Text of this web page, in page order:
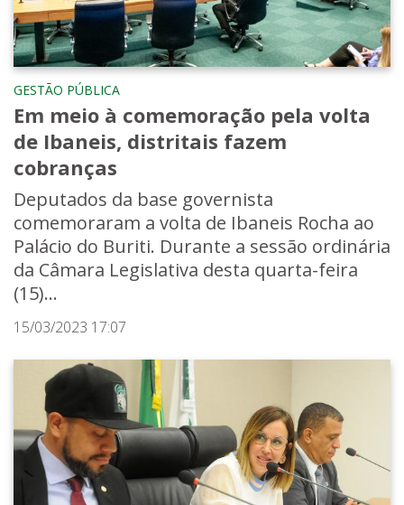
GESTÃO PÚBLICA
Em meio à comemoração pela volta
de Ibaneis, distritais fazem
cobranças
Deputados da base governista
comemoraram a volta de Ibaneis Rocha ao
Palácio do Buriti. Durante a sessão ordinária
da Câmara Legislativa desta quarta-feira
(15)...
15/03/2023 17:07